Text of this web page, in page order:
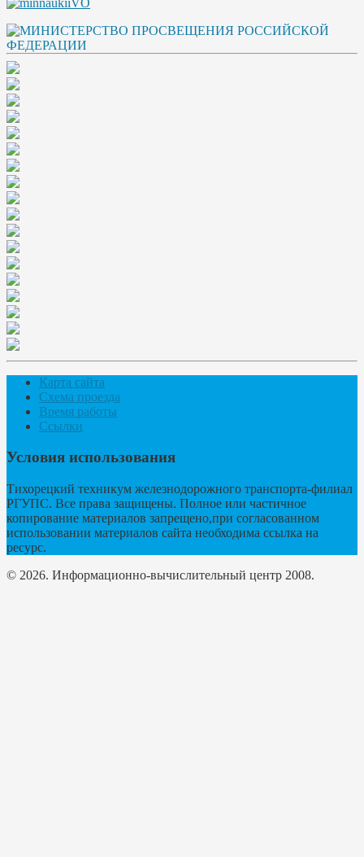
Карта сайта
Схема проезда
Время работы
Ссылки
Условия использования
Тихорецкий техникум железнодорожного транспорта-филиал
РГУПС. Все права защищены. Полное или частичное
копирование материалов запрещено,при согласованном
использовании материалов сайта необходима ссылка на
ресурс.
© 2026. Информационно-вычислительный центр 2008.